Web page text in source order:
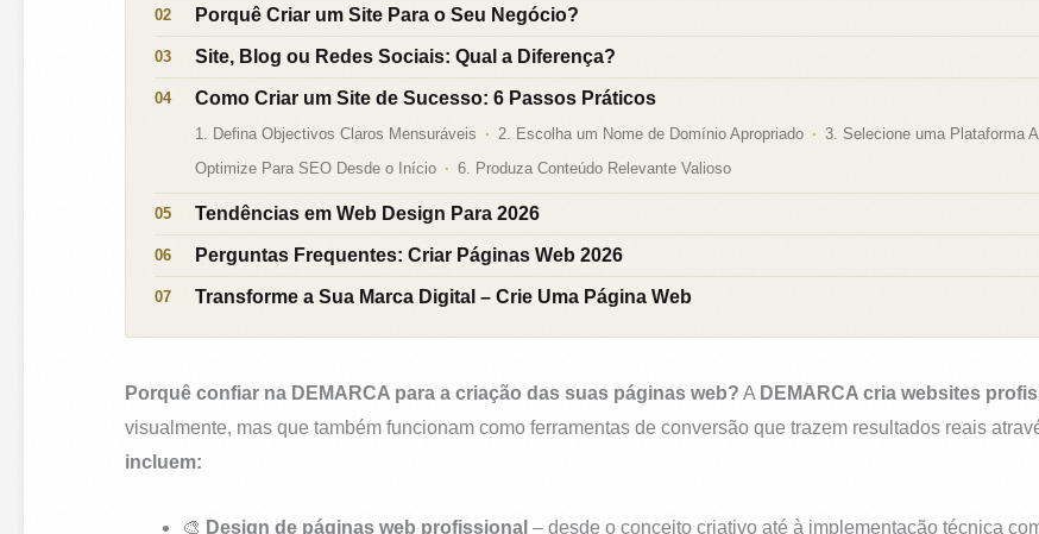
Porquê Criar um Site Para o Seu Negócio?
Site, Blog ou Redes Sociais: Qual a Diferença?
Como Criar um Site de Sucesso: 6 Passos Práticos
1. Defina Objectivos Claros Mensuráveis 2. Escolha um Nome de Domínio Apropriado 3. Selecione uma Plataforma
Optimize Para SEO Desde o Início
6. Produza Conteúdo Relevante Valioso
Tendências em Web Design Para 2026
Perguntas Frequentes: Criar Páginas Web 2026
Transforme a Sua Marca Digital – Crie Uma Página Web
Porquê confiar na DEMARCA para a criação das suas páginas web? A DEMARCA cria websites
visualmente, mas que também funcionam como ferramentas de conversão que trazem resultados reais
incluem:
🎨 Design de páginas web profissional – desde o conceito criativo até à implementação técnica